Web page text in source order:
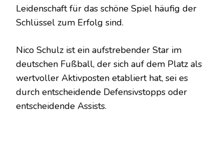
Leidenschaft für das schöne Spiel häufig der
Schlüssel zum Erfolg sind.
Nico Schulz ist ein aufstrebender Star im
deutschen Fußball, der sich auf dem Platz als
wertvoller Aktivposten etabliert hat, sei es
durch entscheidende Defensivstopps oder
entscheidende Assists.